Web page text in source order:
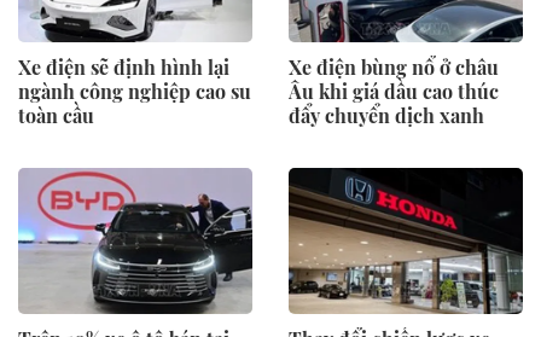
Xe điện sẽ định hình lại
ngành công nghiệp cao su
toàn cầu
Xe điện bùng nổ ở châu
Âu khi giá dầu cao thúc
đẩy chuyển dịch xanh